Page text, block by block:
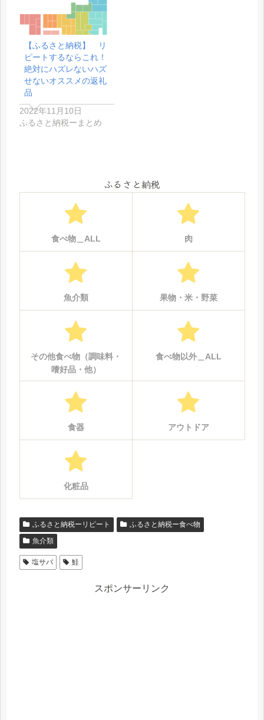
【ふるさと納税】 リ
ピートするならこれ！
絶対にハズレないハズ
せないオススメの返礼
品
2022年11月10日
ふるさと納税ーまとめ
ふるさと納税
食べ物＿ALL 肉
魚介類 果物・米・野菜
その他食べ物（調味料・
嗜好品・他）
食べ物以外＿ALL
食器 アウトドア
化粧品
ふるさと納税ーリピート
ふるさと納税ー食べ物
魚介類
塩サバ 鮭
スポンサーリンク